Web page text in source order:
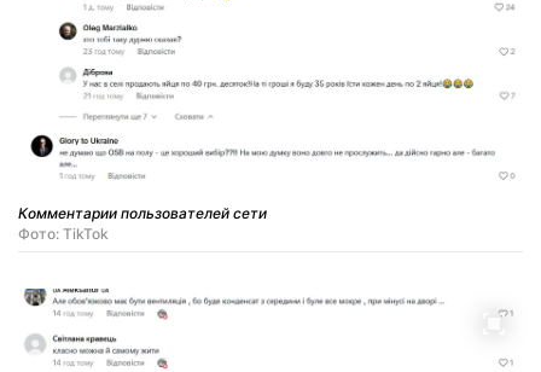
Комментарии пользователей сети
Фото: TikTok